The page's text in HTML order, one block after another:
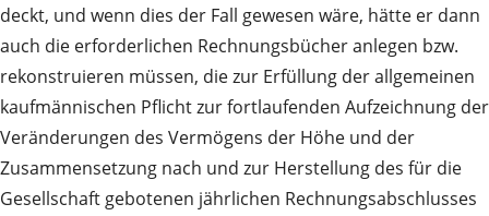
deckt, und wenn dies der Fall gewesen wäre, hätte er dann
auch die erforderlichen Rechnungsbücher anlegen bzw.
rekonstruieren müssen, die zur Erfüllung der allgemeinen
kaufmännischen Pflicht zur fortlaufenden Aufzeichnung der
Veränderungen des Vermögens der Höhe und der
Zusammensetzung nach und zur Herstellung des für die
Gesellschaft gebotenen jährlichen Rechnungsabschlusses